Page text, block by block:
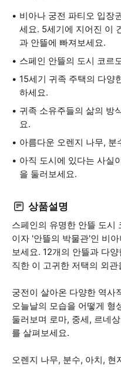
비아나 궁전 파티오 입장
세요. 5세기에 지어진 이
과 안뜰에 빠져보세요.
스페인 안뜰의 도시 코르
15세기 귀족 주택의 다양
하세요.
귀족 소유주들의 삶의 방
요.
아름다운 오렌지 나무, 분
아직 도시에 있다는 사실
을 둘러보세요.
상품설명
스페인의 유명한 안뜰 도시
이자 '안뜰의 박물관'인 비
보세요. 12개의 안뜰과 다
직한 이 고귀한 저택의 외관
궁전이 살아온 다양한 역사
오늘날의 모습을 어떻게 형
둘러보며 로마, 중세, 르네
를 살펴보세요.
오렌지 나무, 분수, 아치, 현